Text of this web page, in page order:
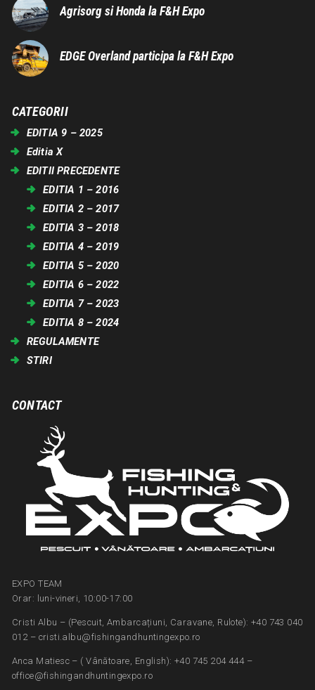
Agrisorg si Honda la F&H Expo
EDGE Overland participa la F&H Expo
CATEGORII
EDITIA 9 – 2025
Editia X
EDITII PRECEDENTE
EDITIA 1 – 2016
EDITIA 2 – 2017
EDITIA 3 – 2018
EDITIA 4 – 2019
EDITIA 5 – 2020
EDITIA 6 – 2022
EDITIA 7 – 2023
EDITIA 8 – 2024
REGULAMENTE
STIRI
CONTACT
EXPO TEAM
Orar: luni-vineri, 10:00-17:00
Cristi Albu – (Pescuit, Ambarcațiuni, Caravane, Rulote): +40 743 040
012 – cristi.albu@fishingandhuntingexpo.ro
Anca Matiesc – ( Vânătoare, English): +40 745 204 444 –
office@fishingandhuntingexpo.ro